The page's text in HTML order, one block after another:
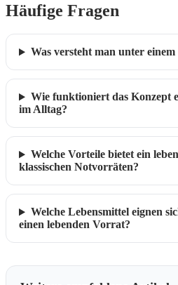
Häufige Fragen
Was versteht man unter
Wie funktioniert das Konzept
im Alltag?
Welche Vorteile bietet ein
klassischen Notvorräten?
Welche Lebensmittel eignen
einen lebenden Vorrat?